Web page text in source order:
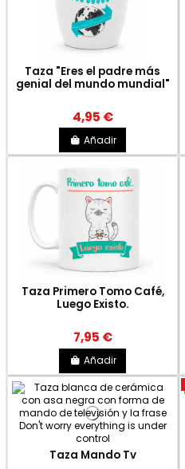
Taza "Eres el padre más
genial del mundo mundial"
4,95 €
Añadir
Taza Primero Tomo Café,
Luego Existo.
7,95 €
Añadir
Taza Mando Tv